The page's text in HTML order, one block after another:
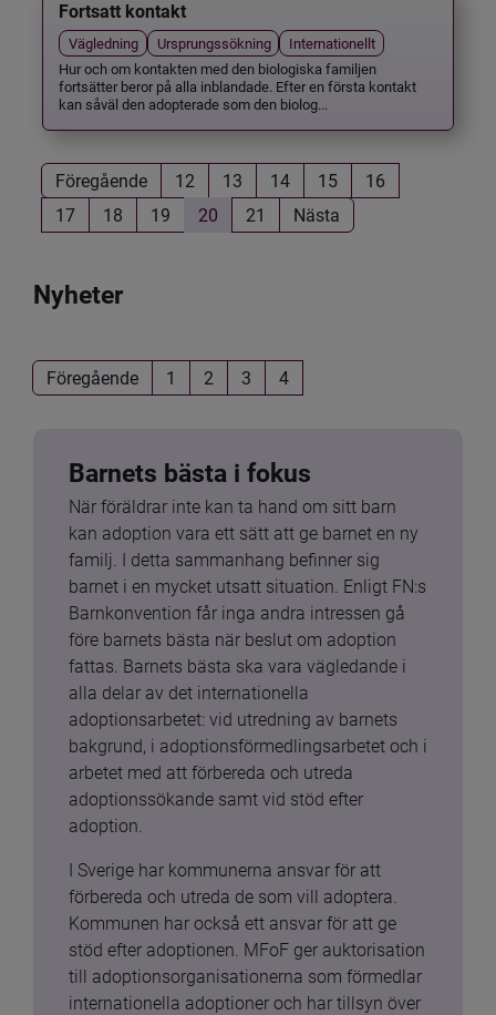
Fortsatt kontakt
Vägledning Ursprungssökning
Internationellt
Hur och om kontakten med den biologiska familjen
fortsätter beror på alla inblandade. Efter en första kontakt
kan såväl den adopterade som den biolog...
Föregående 12 13 14 15
16
17
18 19 20 21 Nästa
Nyheter
Föregående 1 2 3 4
Barnets bästa i fokus
När föräldrar inte kan ta hand om sitt barn
kan adoption vara ett sätt att ge barnet en ny
familj. I detta sammanhang befinner sig
barnet i en mycket utsatt situation. Enligt FN:s
Barnkonvention får inga andra intressen gå
före barnets bästa när beslut om adoption
fattas. Barnets bästa ska vara vägledande i
alla delar av det internationella
adoptionsarbetet: vid utredning av barnets
bakgrund, i adoptionsförmedlingsarbetet och i
arbetet med att förbereda och utreda
adoptionssökande samt vid stöd efter
adoption.
I Sverige har kommunerna ansvar för att
förbereda och utreda de som vill adoptera.
Kommunen har också ett ansvar för att ge
stöd efter adoptionen. MFoF ger auktorisation
till adoptionsorganisationerna som förmedlar
internationella adoptioner och har tillsyn över